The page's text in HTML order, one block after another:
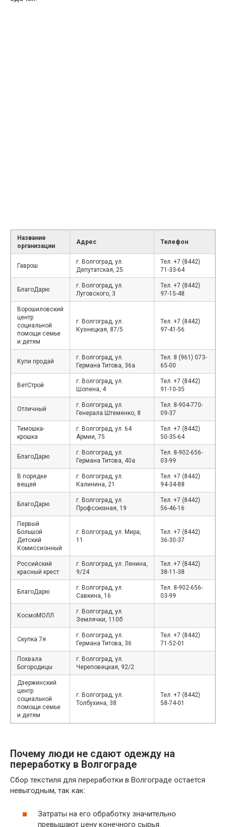
Название
организации
Адрес Телефон
Гаврош
г. Волгоград, ул.
Депутатская, 25
Тел. +7 (8442)
71-33-64
БлагоДарю
г. Волгоград, ул.
Луговского, 3
Тел. +7 (8442)
97-15-48
Ворошиловский
центр
социальной
помощи семье
и детям
г. Волгоград, ул.
Кузнецкая, 87/5
Тел. +7 (8442)
97-41-56
Купи продай
г. Волгоград, ул.
Германа Титова, 36а
Тел. 8 (961) 073-
65-00
ВетСтрой
г. Волгоград, ул.
Шопена, 4
Тел. +7 (8442)
91-10-35
Отличный
г. Волгоград, ул.
Генерала Штеменко, 8
Тел. 8-904-770-
09-37
Тимошка-
крошка
г. Волгоград, ул. 64
Армии, 75
Тел. +7 (8442)
50-35-64
БлагоДарю
г. Волгоград, ул.
Германа Титова, 40а
Тел. 8-902-656-
03-99
В порядке
вещей
г. Волгоград, ул.
Калинина, 21
Тел. +7 (8442)
94-34-88
БлагоДарю
г. Волгоград, ул.
Профсоюзная, 19
Тел. +7 (8442)
56-46-16
Первый
Большой
Детский
Комиссионный
г. Волгоград, ул. Мира,
11
Тел. +7 (8442)
36-30-37
Российский
красный крест
г. Волгоград, ул. Ленина,
9/24
Тел. +7 (8442)
38-11-38
БлагоДарю
г. Волгоград, ул.
Савкина, 16
Тел. 8-902-656-
03-99
КосмоМОЛЛ
г. Волгоград, ул.
Землячки, 110б
Скупка 7я
г. Волгоград, ул.
Германа Титова, 36
Тел. +7 (8442)
71-52-01
Похвала
Богородицы
г. Волгоград, ул.
Череповецкая, 92/2
Дзержинский
центр
социальной
помощи семье
и детям
г. Волгоград, ул.
Толбухина, 38
Тел. +7 (8442)
58-74-01
Почему люди не сдают одежду на
переработку в Волгограде
Сбор текстиля для переработки в Волгограде остается
невыгодным, так как:
Затраты на его обработку значительно
превышают цену конечного сырья.